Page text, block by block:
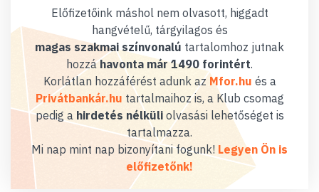
Előfizetőink máshol nem olvasott, higgadt
hangvételű, tárgyilagos és
magas szakmai színvonalú tartalomhoz jutnak
hozzáhavonta már 1490 forintért.
Korlátlan hozzáférést adunk az Mfor.hu és a
Privátbankár.hu tartalmaihoz is, a Klub csomag
pedig a hirdetés nélküliolvasási lehetőséget is
tartalmazza.
Mi nap mint nap bizonyítani fogunk! Legyen Ön is
előfizetőnk!